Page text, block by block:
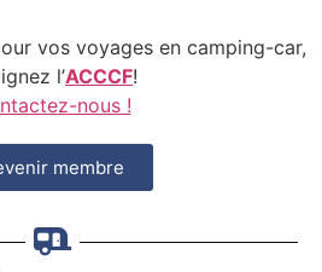
vos voyages en camping-car,
l’ACCCF!
z-nous !
membre